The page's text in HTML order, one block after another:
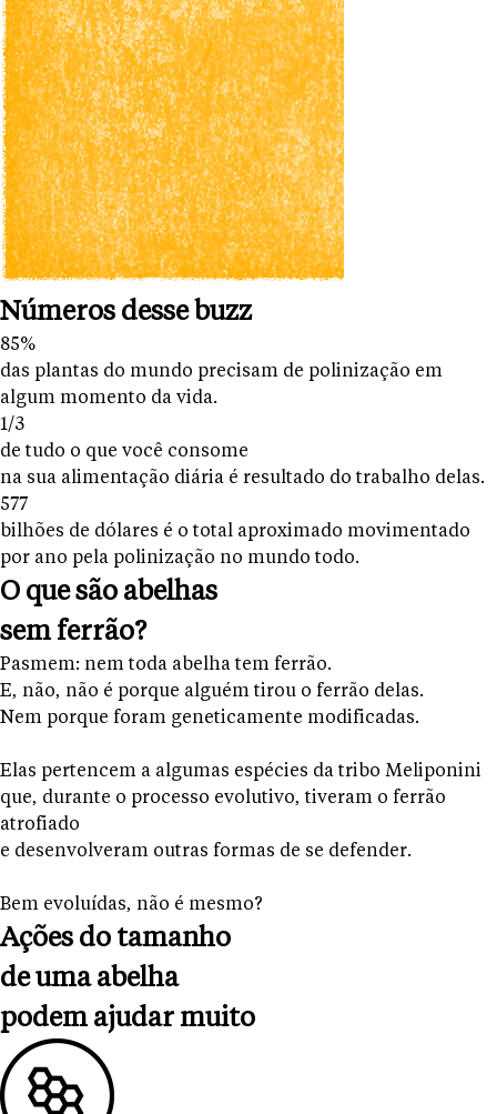
Números desse buzz
85%
das plantas do mundo precisam de polinização em
algum momento da vida.
1/3
de tudo o que você consome
na sua alimentação diária é resultado do trabalho delas.
577
bilhões de dólares é o total aproximado movimentado
por ano pela polinização no mundo todo.
O que são abelhas
sem ferrão?
Pasmem: nem toda abelha tem ferrão.
E, não, não é porque alguém tirou o ferrão delas.
Nem porque foram geneticamente modificadas.
Elas pertencem a algumas espécies da tribo Meliponini
que, durante o processo evolutivo, tiveram o ferrão
atrofiado
e desenvolveram outras formas de se defender.
Bem evoluídas, não é mesmo?
Ações do tamanho
de uma abelha
podem ajudar muito